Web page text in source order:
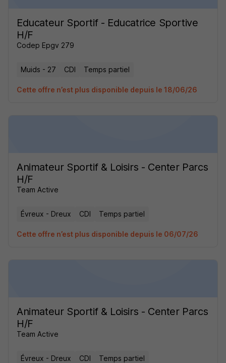
Educateur Sportif - Educatrice Sportive
H/F
Codep Epgv 279
Muids - 27 CDI Temps partiel
Cette offre n’est plus disponible depuis le 18/06/26
Animateur Sportif & Loisirs - Center Parcs
H/F
Team Active
Évreux - Dreux CDI Temps partiel
Cette offre n’est plus disponible depuis le 06/07/26
Animateur Sportif & Loisirs - Center Parcs
H/F
Team Active
Évreux - Dreux CDI Temps partiel